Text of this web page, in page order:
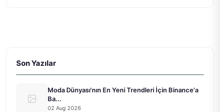
Son Yazılar
Moda Dünyası'nın En Yeni Trendleri İçin Binance'a
Ba...
02 Aug 2026